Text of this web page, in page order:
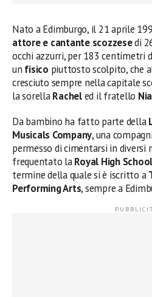
Nato a Edimburgo, il 21 aprile
attore e cantante scozzesedi
occhi azzurri, per 183 centimetri
un fisico piuttosto scolpito, che
cresciuto sempre nella capitale
la sorellaRacheled il fratello
Da bambino ha fatto parte della
Musicals Company, una
permesso di cimentarsi in diversi
frequentato laRoyal High School
termine della quale si è iscritto a
Performing Arts, sempre a